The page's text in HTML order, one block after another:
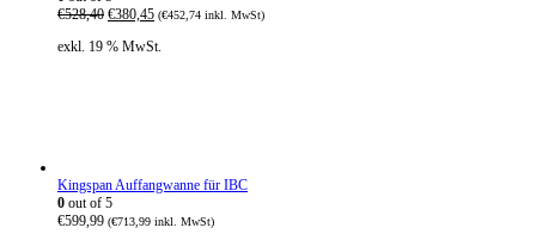
€528,40 U
s
c
h
e
€380,45A
t
r
i
(€452,74 inkl. MwSt)
exkl. 19 % MwSt.
Kingspan Auffangwanne für IBC
0 out of 5
€599,99 (€713,99 inkl. MwSt)